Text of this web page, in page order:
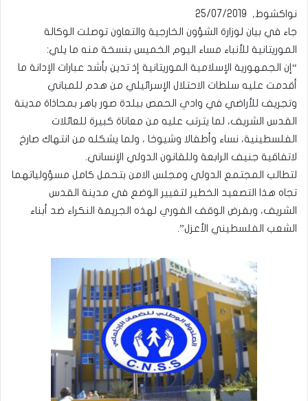
نواكشوط, 25/07/2019
جاء في بيان لوزارة الشؤون الخارجية والتعاون توصلت الوكالة
الموريتانية للأنباء مساء اليوم الخميس بنسخة منه ما يلي:
“إن الجمهورية الإسلامية الموريتانية إذ تدين بأشد عبارات الإدانة ما
أقدمت عليه سلطات الاحتلال الإسرائيلي من هدم للمباني
وتجريف للأراضي في وادي الحمص ببلدة صور باهر بمحاذاة مدينة
القدس الشريف، لما يترتب عليه من معاناة كبيرة للعائلات
الفلسطينية، نساء وأطفالا وشيوخا ، ولما يشكله من انتهاك صارخ
لاتفاقية جنيف الرابعة وللقانون الدولي الإنساني.
لتطالب المجتمع الدولي ومجلس الامن بتحمل كامل مسؤولياتهما
تجاه هذا التصعيد الخطير لتغيير الوضع في مدينة القدس
الشريف، وبفرض الوقف الفوري لهذه الجريمة النكراء ضد أبناء
الشعب الفلسطيني الأعزل”.